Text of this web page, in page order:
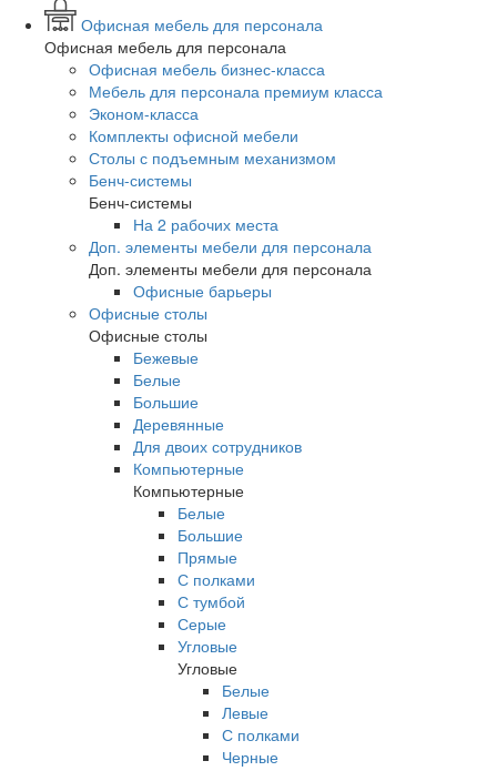
Офисная мебель для персонала
Офисная мебель для персонала
Офисная мебель бизнес-класса
Мебель для персонала премиум класса
Эконом-класса
Комплекты офисной мебели
Столы с подъемным механизмом
Бенч-системы
Бенч-системы
На 2 рабочих места
Доп. элементы мебели для персонала
Доп. элементы мебели для персонала
Офисные барьеры
Офисные столы
Офисные столы
Бежевые
Белые
Большие
Деревянные
Для двоих сотрудников
Компьютерные
Компьютерные
Белые
Большие
Прямые
С полками
С тумбой
Серые
Угловые
Угловые
Белые
Левые
С полками
Черные